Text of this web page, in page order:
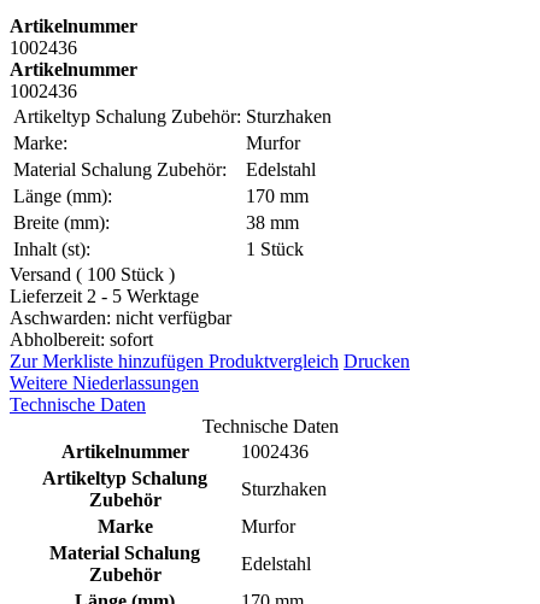
Artikelnummer
1002436
Artikelnummer
1002436
Artikeltyp Schalung Zubehör: Sturzhaken
Marke:
Murfor
Material Schalung Zubehör:
Edelstahl
Länge (mm):
170 mm
Breite (mm):
38 mm
Inhalt (st):
1 Stück
Versand ( 100 Stück )
Lieferzeit 2 - 5 Werktage
Aschwarden: nicht verfügbar
Abholbereit: sofort
Zur Merkliste hinzufügen Produktvergleich Drucken
Weitere Niederlassungen
Technische Daten
Technische Daten
Artikelnummer
1002436
Artikeltyp Schalung
Zubehör
Sturzhaken
Marke
Murfor
Material Schalung
Zubehör
Edelstahl